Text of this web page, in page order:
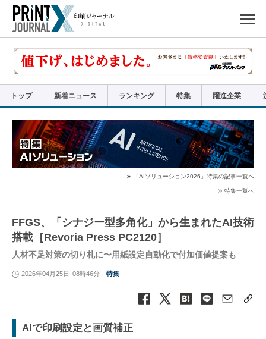
で
リ
トップ 新着ニュース ランキング 特集 躍進企業
「AIソリューション2026」特集の記事一覧へ
特集一覧へ
FFGS、「シナジー型多角化」から生まれたAI技術
搭載［Revoria Press PC2120］
人材不足対策の切り札に〜用紙設定自動化で付加価値提案も
2026年04月25日 08時46分 特集
AIで印刷設定と画質補正